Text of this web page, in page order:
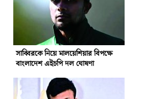
সাব্বিরকে নিয়ে মালয়েশিয়ার বিপক্ষে
বাংলাদেশ এইচপি দল ঘোষণা